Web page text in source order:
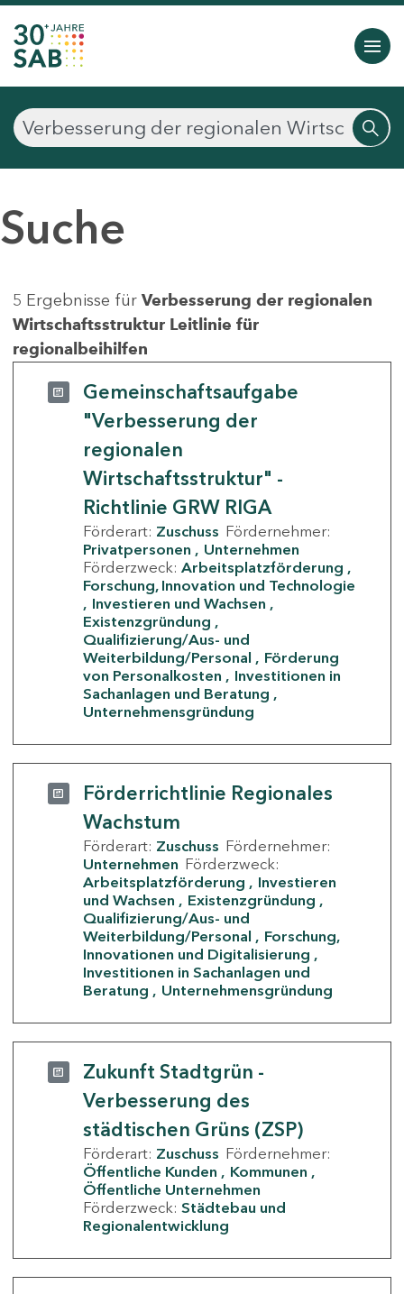
Suche
5 Ergebnisse für Verbesserung der regionalen
Wirtschaftsstruktur Leitlinie für
regionalbeihilfen
Gemeinschaftsaufgabe
"Verbesserung der
regionalen
Wirtschaftsstruktur" -
Richtlinie GRW RIGA
Förderart: Zuschuss Fördernehmer:
Privatpersonen
Unternehmen
Förderzweck: Arbeitsplatzförderung
Forschung, Innovation und Technologie
Investieren und Wachsen
Existenzgründung
Qualifizierung/Aus- und
Weiterbildung/Personal
Förderung
von Personalkosten
Investitionen in
Sachanlagen und Beratung
Unternehmensgründung
Förderrichtlinie Regionales
Wachstum
Förderart: Zuschuss Fördernehmer:
Unternehmen Förderzweck:
Arbeitsplatzförderung
Investieren
und Wachsen
Existenzgründung
Qualifizierung/Aus- und
Weiterbildung/Personal
Forschung,
Innovationen und Digitalisierung
Investitionen in Sachanlagen und
Beratung
Unternehmensgründung
Zukunft Stadtgrün -
Verbesserung des
städtischen Grüns (ZSP)
Förderart: Zuschuss Fördernehmer:
Öffentliche Kunden
Kommunen
Öffentliche Unternehmen
Förderzweck: Städtebau und
Regionalentwicklung